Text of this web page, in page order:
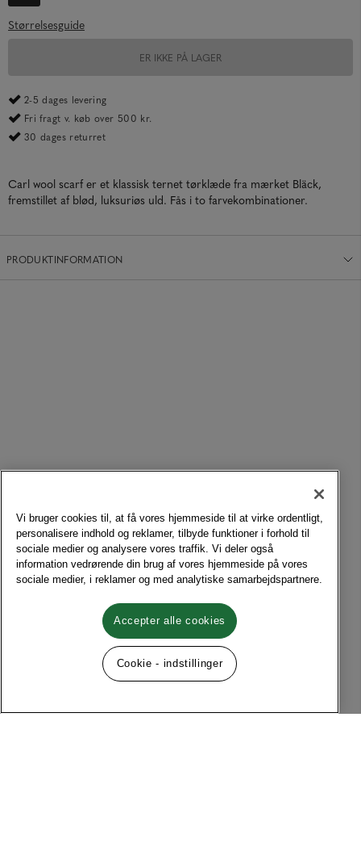
Størrelsesguide
ER IKKE PÅ LAGER
2-5 dages levering
Fri fragt v. køb over 500 kr.
30 dages returret
Carl wool scarf er et klassisk ternet tørklæde fra mærket Bläck,
fremstillet af blød, luksuriøs uld. Fås i to farvekombinationer.
PRODUKTINFORMATION
Vi bruger cookies til, at få vores hjemmeside til at virke ordentligt,
personalisere indhold og reklamer, tilbyde funktioner i forhold til
sociale medier og analysere vores traffik. Vi deler også
information vedrørende din brug af vores hjemmeside på vores
sociale medier, i reklamer og med analytiske samarbejdspartnere.
Accepter alle cookies
Cookie - indstillinger